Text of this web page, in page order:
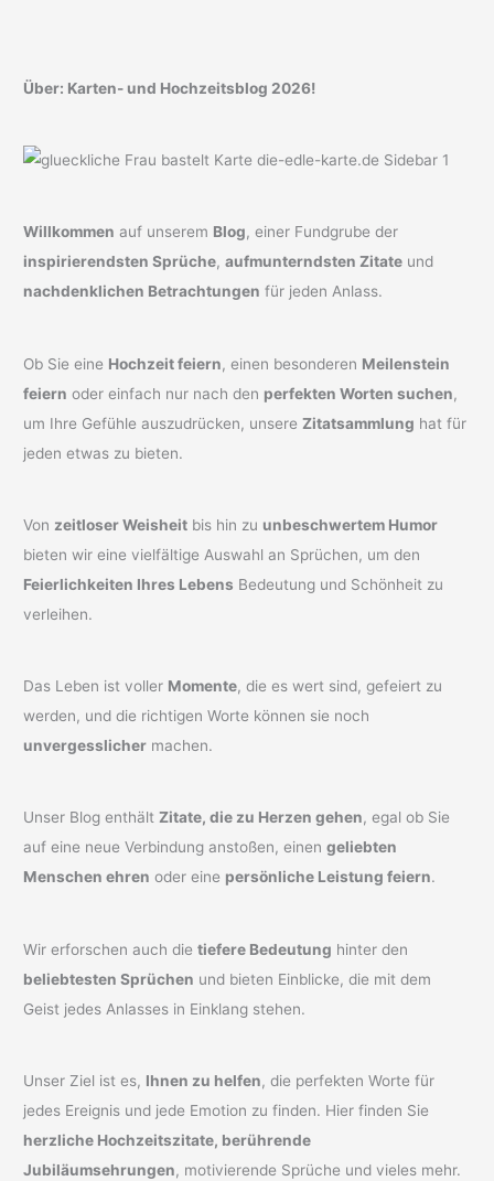
Über: Karten- und Hochzeitsblog 2026!
Willkommen auf unserem Blog, einer Fundgrube der
inspirierendsten Sprüche,aufmunterndsten Zitate und
nachdenklichen Betrachtungen für jeden Anlass.
Ob Sie eine Hochzeit feiern, einen besonderen Meilenstein
feiern oder einfach nur nach den perfekten Worten suchen,
um Ihre Gefühle auszudrücken, unsereZitatsammlung hat für
jeden etwas zu bieten.
Von zeitloser Weisheit bis hin zu unbeschwertem Humor
bieten wir eine vielfältige Auswahl an Sprüchen, um den
Feierlichkeiten Ihres Lebens Bedeutung und Schönheit zu
verleihen.
Das Leben ist voller Momente, die es wert sind, gefeiert zu
werden, und die richtigen Worte können sie noch
unvergesslicher machen.
Unser Blog enthältZitate, die zu Herzen gehen, egal ob Sie
auf eine neue Verbindung anstoßen, einengeliebten
Menschen ehren oder eine persönliche Leistung feiern.
Wir erforschen auch dietiefere Bedeutung hinter den
beliebtesten Sprüchen und bieten Einblicke, die mit dem
Geist jedes Anlasses in Einklang stehen.
Unser Ziel ist es, Ihnen zu helfen, die perfekten Worte für
jedes Ereignis und jede Emotion zu finden. Hier finden Sie
herzliche Hochzeitszitate, berührende
Jubiläumsehrungen, motivierende Sprüche und vieles mehr.